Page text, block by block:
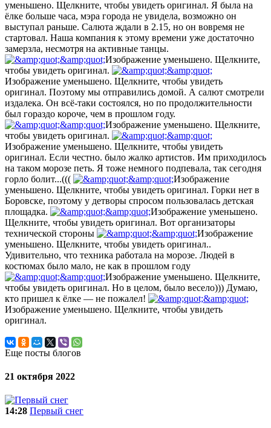
уменьшено. Щелкните, чтобы увидеть оригинал. Я была на
ёлке больше часа, мэра города не увидела, возможно он
выступал раньше. Салюта ждали в 2.15, но он вовремя не
стартовал. Наша компания к этому времени уже достаточно
замерзла, несмотря на активные танцы.
Изображение уменьшено. Щелкните,
чтобы увидеть оригинал.
Изображение уменьшено. Щелкните, чтобы увидеть
оригинал. Поэтому мы отправились домой. А салют смотрели
издалека. Он всё-таки состоялся, но по продолжительности
был гораздо короче, чем в прошлом году.
Изображение уменьшено. Щелкните,
чтобы увидеть оригинал.
Изображение уменьшено. Щелкните, чтобы увидеть
оригинал. Если честно. было жалко артистов. Им приходилось
на таком морозе петь. Я тоже немного подпевала, так сегодня
горло болит...(((
Изображение
уменьшено. Щелкните, чтобы увидеть оригинал. Горки нет в
Боровске, поэтому у детворы спросом пользовалась детская
площадка.
Изображение уменьшено.
Щелкните, чтобы увидеть оригинал. Вот организаторы
технической стороны
Изображение
уменьшено. Щелкните, чтобы увидеть оригинал..
Удивительно, что техника работала на морозе. Людей в
костюмах было мало, не как в прошлом году
Изображение уменьшено. Щелкните,
чтобы увидеть оригинал. Но в целом, было весело))) Думаю,
кто пришел к ёлке — не пожалел!
Изображение уменьшено. Щелкните, чтобы увидеть
оригинал.
Еще посты блогов
21 октября 2022
14:28 Первый снег